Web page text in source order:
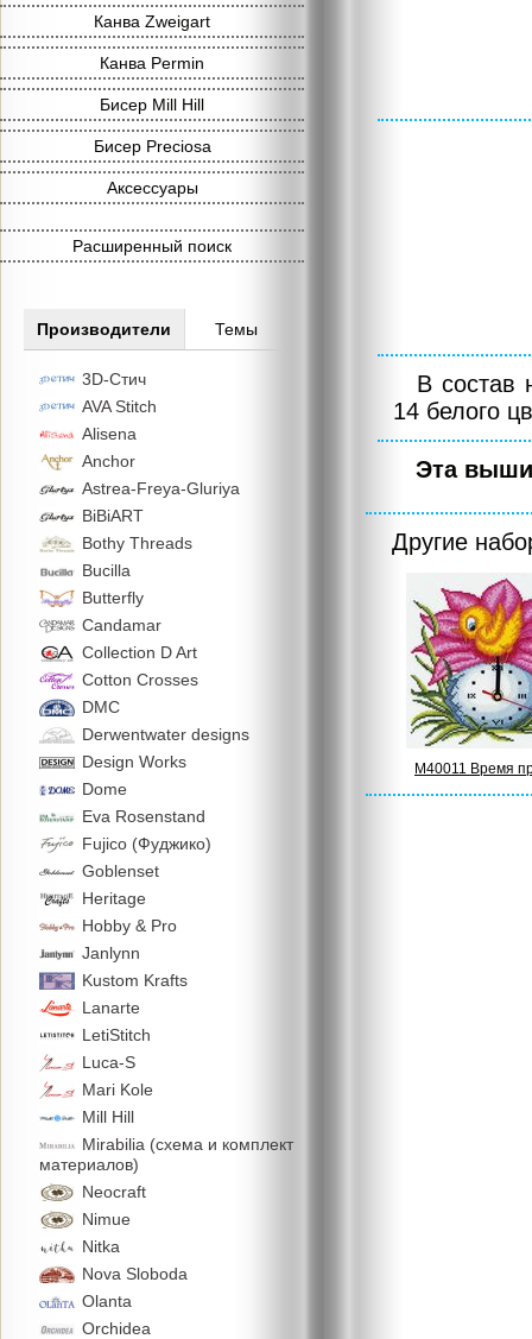
Канва Zweigart
Канва Permin
Бисер Mill Hill
Бисер Preciosa
Аксессуары
Расширенный поиск
Производители Темы
3D-Стич
AVA Stitch
Alisena
Anchor
Astrea-Freya-Gluriya
BiBiART
Bothy Threads
Bucilla
Butterfly
Candamar
Collection D Art
Cotton Crosses
DMC
Derwentwater designs
Design Works
Dome
Eva Rosenstand
Fujico (Фуджико)
Goblenset
Heritage
Hobby & Pro
Janlynn
Kustom Krafts
Lanarte
LetiStitch
Luca-S
Mari Kole
Mill Hill
Mirabilia (схема и комплект
материалов)
Neocraft
Nimue
Nitka
Nova Sloboda
Olanta
Orchidea
В состав
14 белого
Эта
Другие
M40011 Время